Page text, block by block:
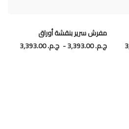
مفرش سرير بنقشة أوراق
ج.م.‏ 3,393.00
- ج.م.‏ 3,393.00